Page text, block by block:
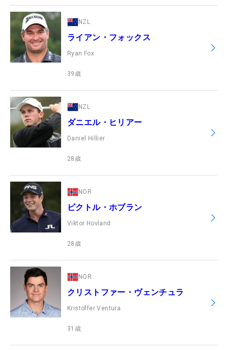
NZL
ライアン・フォックス
Ryan Fox
39 歳
NZL
ダニエル・ヒリアー
Daniel Hillier
28 歳
NOR
ビクトル・ホブラン
Viktor Hovland
28 歳
NOR
クリストファー・ヴェンチュラ
Kristoffer Ventura
31 歳